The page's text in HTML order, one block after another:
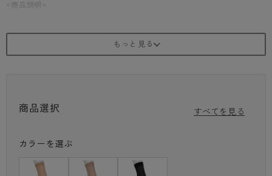
<商品説明>
商品選択 すべてを見る
カラーを選ぶ